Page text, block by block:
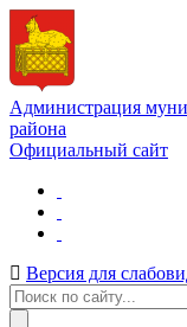
Администрация
района
Официальный сайт
Версия для